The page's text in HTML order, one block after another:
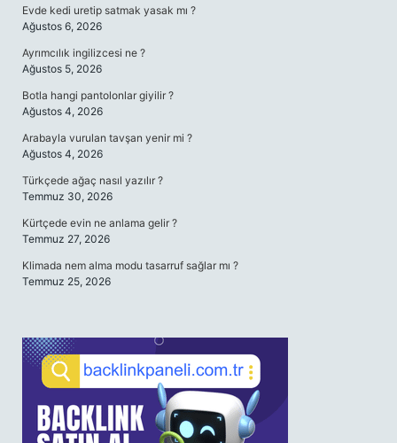
Evde kedi uretip satmak yasak mı ?
Ağustos 6, 2026
Ayrımcılık ingilizcesi ne ?
Ağustos 5, 2026
Botla hangi pantolonlar giyilir ?
Ağustos 4, 2026
Arabayla vurulan tavşan yenir mi ?
Ağustos 4, 2026
Türkçede ağaç nasıl yazılır ?
Temmuz 30, 2026
Kürtçede evin ne anlama gelir ?
Temmuz 27, 2026
Klimada nem alma modu tasarruf sağlar mı ?
Temmuz 25, 2026